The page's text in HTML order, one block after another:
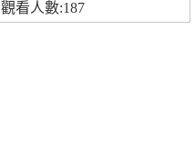
觀看人數:187